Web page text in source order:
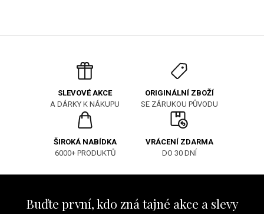
SLEVOVÉ AKCE
A DÁRKY K NÁKUPU
ORIGINÁLNÍ ZBOŽÍ
SE ZÁRUKOU PŮVODU
ŠIROKÁ NABÍDKA
6000+ PRODUKTŮ
VRÁCENÍ ZDARMA
DO 30 DNÍ
Buďte první, kdo zná tajné akce a slevy